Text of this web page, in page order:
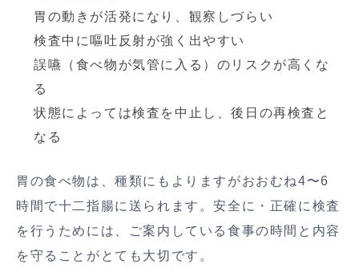
胃の動きが活発になり、観察しづらい
検査中に嘔吐反射が強く出やすい
誤嚥（食べ物が気管に入る）のリスクが高くな
る
状態によっては検査を中止し、後日の再検査と
なる
胃の食べ物は、種類にもよりますがおおむね4〜6
時間で十二指腸に送られます。安全に・正確に検査
を行うためには、ご案内している食事の時間と内容
を守ることがとても大切です。